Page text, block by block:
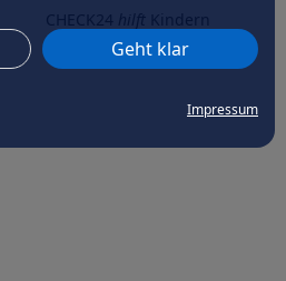
Geht klar
Impressum
CHECK24hilftder Natur